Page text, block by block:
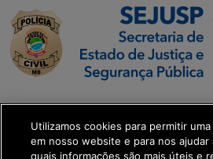
SETDIG | Secretaria-
Executiva de
Transformação Digital
Utilizamos cookies para permitir
em nosso website e para nos ajudar
quais informações são mais úteis e